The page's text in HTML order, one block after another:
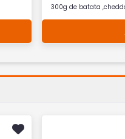
300g de batata